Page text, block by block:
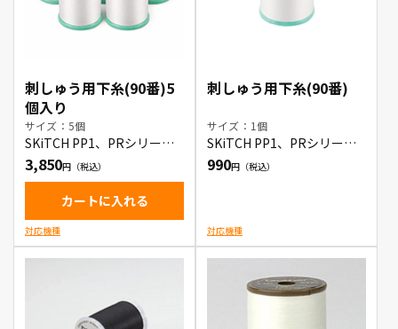
刺しゅう用下糸(90番)5
個入り
サイズ：5個
SKiTCH PP1、PRシリーズ
対応の刺しゅう用下糸90
番 5個入り
3,850
カートに入れる
対応機種
刺しゅう用下糸(90番)
サイズ：1個
SKiTCH PP1、PRシリーズ
対応の刺しゅう用下糸90番
990
対応機種